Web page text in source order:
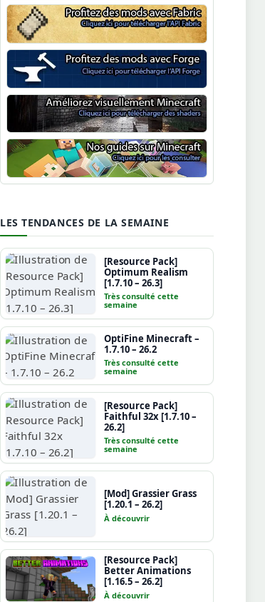
Minecraft Fabric
Minecraft Forge
Shaders Minecraft
Guide Minecraft
LES TENDANCES DE LA SEMAINE
[Resource Pack]
Optimum Realism
[1.7.10 – 26.3]
Très consulté cette
semaine
OptiFine Minecraft –
1.7.10 – 26.2
Très consulté cette
semaine
[Resource Pack]
Faithful 32x [1.7.10 –
26.2]
Très consulté cette
semaine
[Mod] Grassier Grass
[1.20.1 – 26.2]
À découvrir
[Resource Pack]
Better Animations
[1.16.5 – 26.2]
À découvrir